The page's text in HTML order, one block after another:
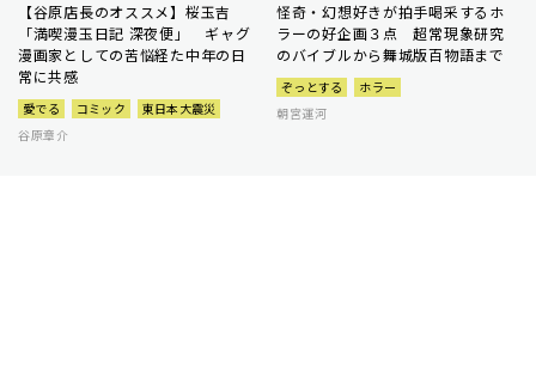
【谷原店長のオススメ】桜玉吉
「満喫漫玉日記 深夜便」 ギャグ
漫画家としての苦悩経た中年の日
常に共感
愛でる コミック
東日本大震災
谷原章介
怪奇・幻想好きが拍手喝采するホ
ラーの好企画３点 超常現象研究
のバイブルから舞城版百物語まで
ぞっとする
ホラー
朝宮運河